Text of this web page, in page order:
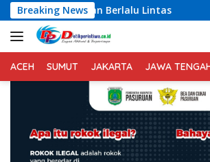
Langsung
ke
konten
Breaking News
Lintas Polsek Jangka Imbau
ACEH SUMUT JAKARTA JAWA